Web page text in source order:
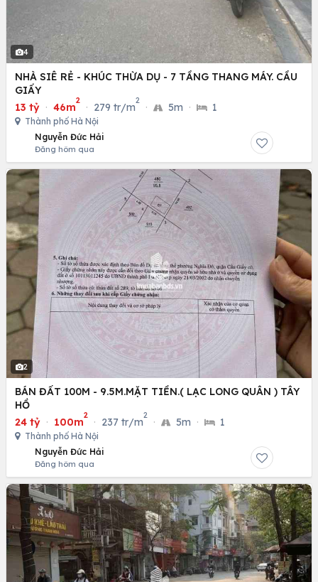
4
NHÀ SIÊ RẺ - KHÚC THỪA DỤ - 7 TẦNG THANG MÁY. CẦU
GIẤY
13 tỷ · 46m
2
· 279 tr/m
2
· 5m · 1
Thành phố Hà Nội
Nguyễn Đức Hải
Đăng hôm qua
2
BÁN ĐẤT 100M - 9.5M.MẶT TIỀN.( LẠC LONG QUÂN ) TÂY
HỒ
24 tỷ · 100m
2
· 237 tr/m
2
· 5m · 1
Thành phố Hà Nội
Nguyễn Đức Hải
Đăng hôm qua